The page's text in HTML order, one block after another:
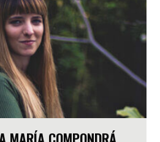
MARÍA COMPONDRÁ